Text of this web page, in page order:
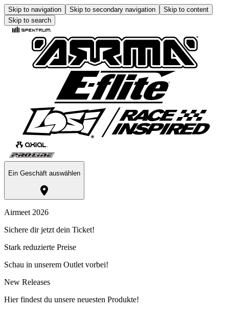
Skip to navigation Skip to secondary navigation
Skip to content
Skip to search
Ein Geschäft auswählen
Airmeet 2026
Sichere dir jetzt dein Ticket!
Stark reduzierte Preise
Schau in unserem Outlet vorbei!
New Releases
Hier findest du unsere neuesten Produkte!